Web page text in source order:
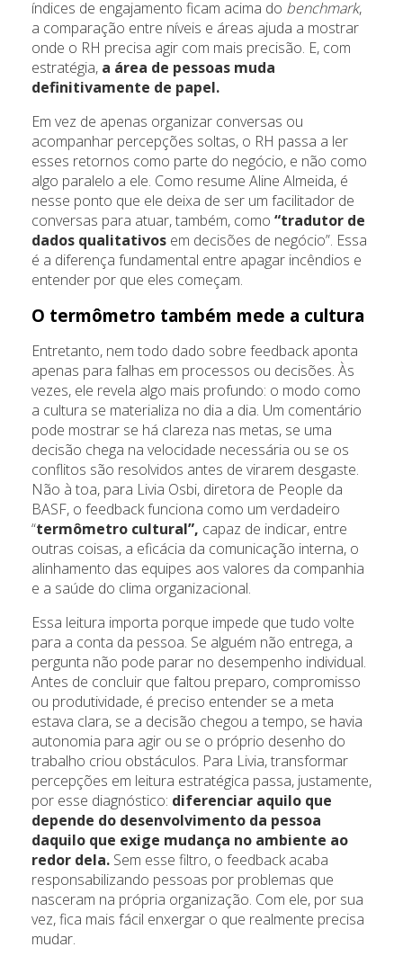
índices de engajamento ficam acima do benchmark,
a comparação entre níveis e áreas ajuda a mostrar
onde o RH precisa agir com mais precisão. E, com
estratégia, a área de pessoas muda
definitivamente de papel.
Em vez de apenas organizar conversas ou
acompanhar percepções soltas, o RH passa a ler
esses retornos como parte do negócio, e não como
algo paralelo a ele. Como resume Aline Almeida, é
nesse ponto que ele deixa de ser um facilitador de
conversas para atuar, também, como “tradutor de
dados qualitativos em decisões de negócio”. Essa
é a diferença fundamental entre apagar incêndios e
entender por que eles começam.
O termômetro também mede a cultura
Entretanto, nem todo dado sobre feedback aponta
apenas para falhas em processos ou decisões. Às
vezes, ele revela algo mais profundo: o modo como
a cultura se materializa no dia a dia. Um comentário
pode mostrar se há clareza nas metas, se uma
decisão chega na velocidade necessária ou se os
conflitos são resolvidos antes de virarem desgaste.
Não à toa, para Livia Osbi, diretora de People da
BASF, o feedback funciona como um verdadeiro
“termômetro cultural”, capaz de indicar, entre
outras coisas, a eficácia da comunicação interna, o
alinhamento das equipes aos valores da companhia
e a saúde do clima organizacional.
Essa leitura importa porque impede que tudo volte
para a conta da pessoa. Se alguém não entrega, a
pergunta não pode parar no desempenho individual.
Antes de concluir que faltou preparo, compromisso
ou produtividade, é preciso entender se a meta
estava clara, se a decisão chegou a tempo, se havia
autonomia para agir ou se o próprio desenho do
trabalho criou obstáculos. Para Livia, transformar
percepções em leitura estratégica passa, justamente,
por esse diagnóstico: diferenciar aquilo que
depende do desenvolvimento da pessoa
daquilo que exige mudança no ambiente ao
redor dela. Sem esse filtro, o feedback acaba
responsabilizando pessoas por problemas que
nasceram na própria organização. Com ele, por sua
vez, fica mais fácil enxergar o que realmente precisa
mudar.